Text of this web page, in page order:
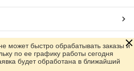
Satu.kz
может быстро обрабатывать заказы и
по ее графику работы сегодня
будет обработана в ближайший